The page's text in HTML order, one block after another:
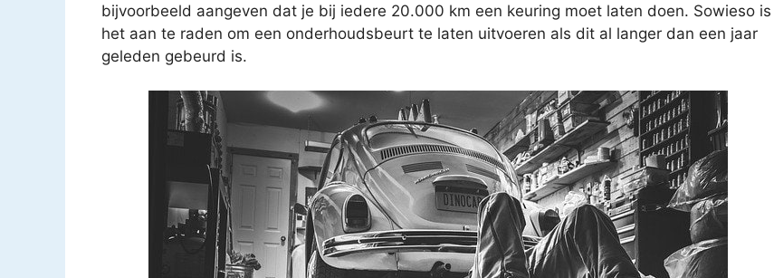
bijvoorbeeld aangeven dat je bij iedere 20.000 km een keuring moet laten doen. Sowieso is
het aan te raden om een onderhoudsbeurt te laten uitvoeren als dit al langer dan een jaar
geleden gebeurd is.